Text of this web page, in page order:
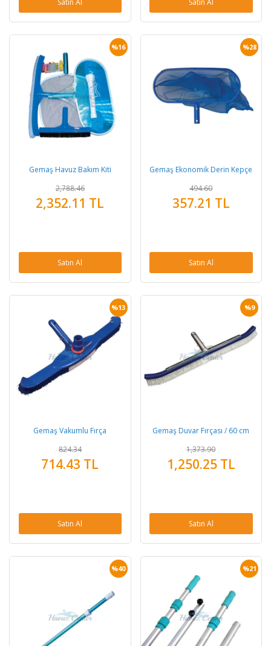
%16
Gemaş Havuz Bakım Kiti
2,788.46
2,352.11 TL
Satın Al
%28
Gemaş Ekonomik Derin Kepçe
494.60
357.21 TL
Satın Al
%13
Gemaş Vakumlu Fırça
824.34
714.43 TL
Satın Al
%9
Gemaş Duvar Fırçası / 60 cm
1,373.90
1,250.25 TL
Satın Al
%40 %21